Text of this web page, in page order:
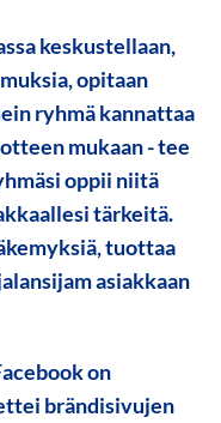
keskustellaan,
opitaan
ryhmä kannattaa
mukaan - tee
oppii niitä
tärkeitä.
tuottaa
asiakkaan
on
brändisivujen